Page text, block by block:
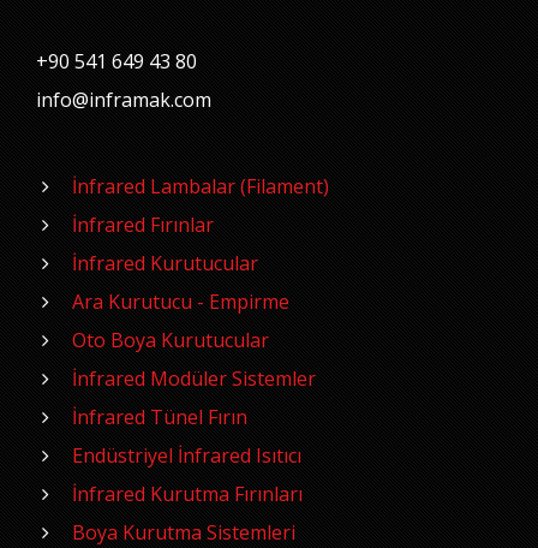
+90 541 649 43 80
info@inframak.com
İnfrared Lambalar (Filament)
İnfrared Fırınlar
İnfrared Kurutucular
Ara Kurutucu - Empirme
Oto Boya Kurutucular
İnfrared Modüler Sistemler
İnfrared Tünel Fırın
Endüstriyel İnfrared Isıtıcı
İnfrared Kurutma Fırınları
Boya Kurutma Sistemleri